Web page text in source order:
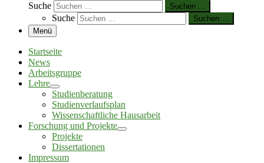
Suche
Suchen …
Suche
Suchen …
Menü
Startseite
News
Arbeitsgruppe
Lehre
Studienberatung
Studienverlaufsplan
Wissenschaftliche Hausarbeit
Forschung und Projekte
Projekte
Dissertationen
Impressum